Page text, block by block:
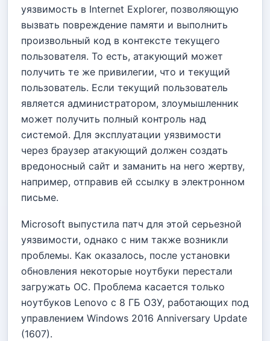
уязвимость в Internet Explorer, позволяющую
вызвать повреждение памяти и выполнить
произвольный код в контексте текущего
пользователя. То есть, атакующий может
получить те же привилегии, что и текущий
пользователь. Если текущий пользователь
является администратором, злоумышленник
может получить полный контроль над
системой. Для эксплуатации уязвимости
через браузер атакующий должен создать
вредоносный сайт и заманить на него жертву,
например, отправив ей ссылку в электронном
письме.
Microsoft выпустила патч для этой серьезной
уязвимости, однако с ним также возникли
проблемы. Как оказалось, после установки
обновления некоторые ноутбуки перестали
загружать ОС. Проблема касается только
ноутбуков Lenovo с 8 ГБ ОЗУ, работающих под
управлением Windows 2016 Anniversary Update
(1607).